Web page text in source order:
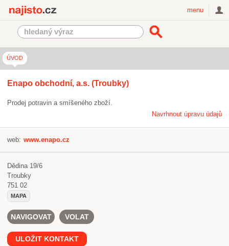
menu
ÚVOD
Enapo obchodní, a.s. (Troubky)
Prodej potravin a smíšeného zboží.
Navrhnout úpravu údajů
web: www.enapo.cz
Dědina 19/6
Troubky
751 02
MAPA
NAVIGOVAT VOLAT
ULOŽIT KONTAKT